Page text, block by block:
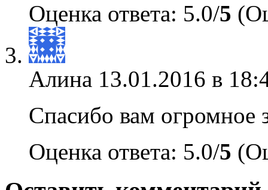
Оценка ответа: 5.0/5
Алина 13.01.2016 в
Спасибо вам огромное
Оценка ответа: 5.0/5